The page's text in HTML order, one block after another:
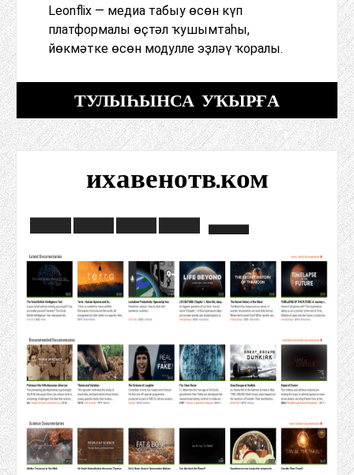
Leonflix — медиа табыу өсөн күп
платформалы өҫтәл ҡушымтаһы,
йөкмәтке өсөн модулле эҙләү ҡоралы.
ТУЛЫҺЫНСА УҠЫРҒА
ихавенотв.ком